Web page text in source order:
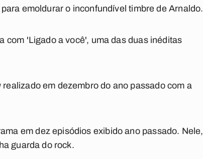
emoldurar o inconfundível timbre de Arnaldo.
com 'Ligado a você', uma das duas inéditas
em dezembro do ano passado com a
em dez episódios exibido ano passado. Nele,
guarda do rock.